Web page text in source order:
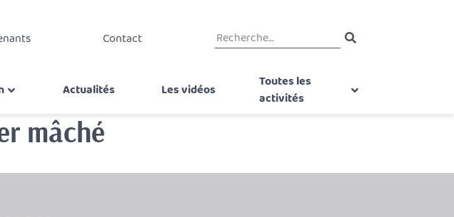
Contact
Actualités Les vidéos
Toutes les
activités
mâché